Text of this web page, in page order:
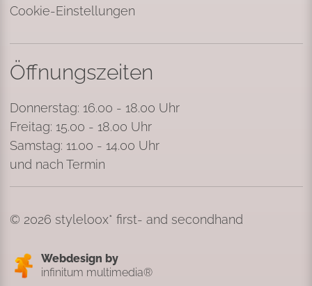
Cookie-Einstellungen
Öffnungszeiten
Donnerstag: 16.00 - 18.00 Uhr
Freitag: 15.00 - 18.00 Uhr
Samstag: 11.00 - 14.00 Uhr
und nach Termin
© 2026 styleloox* first- and secondhand
Webdesign by
infinitum multimedia®